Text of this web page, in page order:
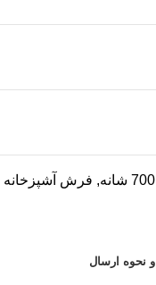
, فرش آشپزخانه
نحوه ارسال